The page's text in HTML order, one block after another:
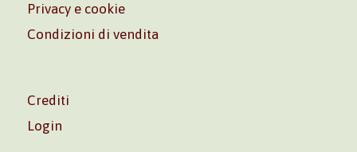
Privacy e cookie
Condizioni di vendita
Crediti
Login